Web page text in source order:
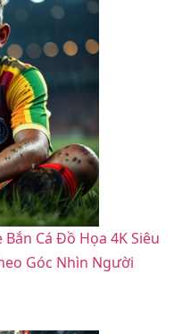
Cá Đồ Họa 4K Siêu
Góc Nhìn Người